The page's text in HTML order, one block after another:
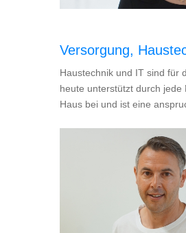
Versorgung,
Haustechnik und IT sind für
heute unterstützt durch
Haus bei und ist eine